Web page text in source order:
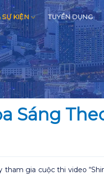
SỰ KIỆN TUYỂN DỤNG
Sáng
tham gia cuộc thi video